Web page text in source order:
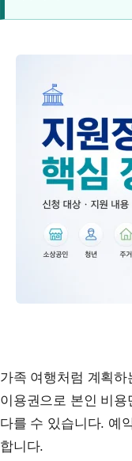
가족 여행처럼 계획
이용권으로 본인 비
다를 수 있습니다. 예
합니다.